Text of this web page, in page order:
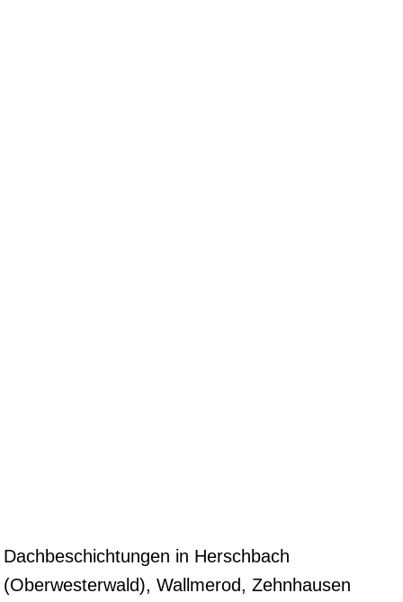
Dachbeschichtungen in Herschbach
(Oberwesterwald), Wallmerod, Zehnhausen